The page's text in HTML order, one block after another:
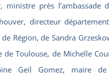
ministre près
directeur
Région, de Sandra
de Toulouse, de Michelle
Geil Gomez, maire